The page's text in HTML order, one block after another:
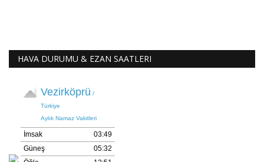
HAVA DURUMU & EZAN SAATLERI